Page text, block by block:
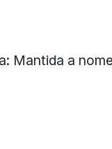
Mantida a